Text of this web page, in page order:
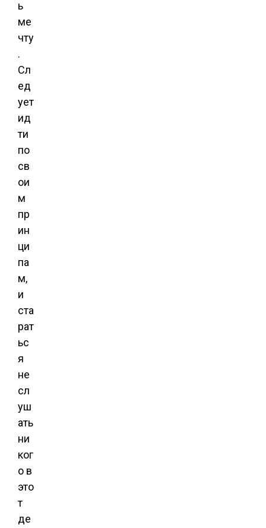
ь
ме
чту
.
Сл
ед
ует
ид
ти
по
св
ои
м
пр
ин
ци
па
м,
и
ста
рат
ьс
я
не
сл
уш
ать
ни
ког
о в
это
т
де